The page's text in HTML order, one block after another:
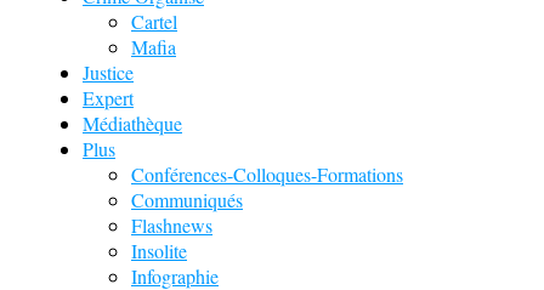
Cartel
Mafia
Justice
Expert
Médiathèque
Plus
Conférences-Colloques-Formations
Communiqués
Flashnews
Insolite
Infographie